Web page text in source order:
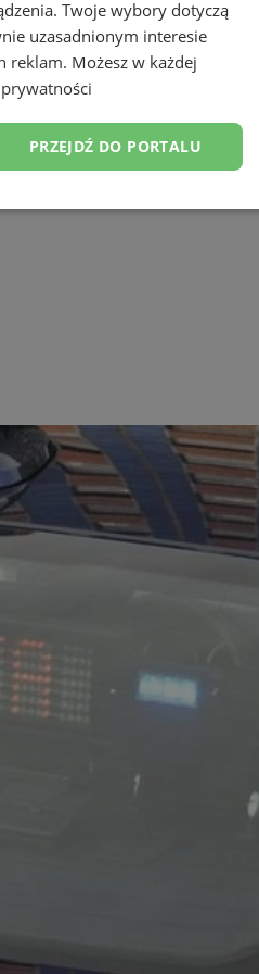
Twoje wybory dotyczą
uzasadnionym interesie
reklam. Możesz w każdej
PRZEJDŹ DO PORTALU
Niesklasyfikowane
strony internetowej.
przechowuje identyfikator sesji.
przechowuje identyfikator sesji.
zalogowani, a ich dane są
jak poruszać się przez witrynę
interakcji z jej usług.
służy do rozróżniania ludzi i botów.
dla strony internetowej, ponieważ
ważnych raportów na temat
dla strony internetowej, ponieważ
jest używany przez usługę Cookie-